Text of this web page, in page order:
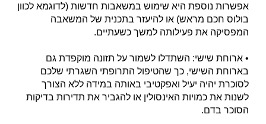
אפשרות נוספת היא שימוש במשאבות חדשות (לדוגמא לכוון
בולוס חכם מראש) או להיעזר בתכנית של המשאבה
המפסיקה את פעילותה למשך כשעתיים.
• ארוחת שישי: השתדלו לשמור על תזונה מוקפדת גם
בארוחת השישי, כך שהטיפול התרופתי השגרתי שלכם
לסוכרת יהיה יעיל ואפקטיבי באותה במידה ללא הצורך
לשנות את כמויות האינסולין או להגביר את תדירות בדיקות
הסוכר בדם.